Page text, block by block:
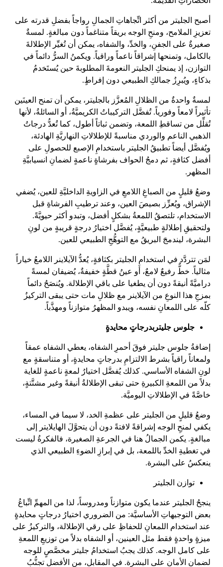
أصبح الجليتر من أكثر اتِّجاهاتِ الجمالِ رواجاً بفضلِ قدرته على
تعزيزِ الملامح، ومنحِ الوجه بريقاً متناغماً دون مبالغةٍ. لمسةٌ
صغيرةٌ على الجفنِ، والخدِّ، والشفاه، يمكن أن تُغيِّر الإطلالةَ
بالكامل، وتمنحها إشراقاً ناعماً وراقياً. ويكمنُ السرُّ دائماً في
التوازن، إذ يمنحكِ الجليتر النعومةَ المطلوبةَ حين يُستَخدمُ
بذكاءٍ، ويُبرِزُ جمالكِ الطبيعي دون إفراطٍ.
لمسةٌ واحدةٌ من الظلالِ المُعزَّز بالجليتر، يمكن أن تمنح العينَين
تأثيراً لامعاً وفورياً. تُفضَّل التركيباتُ الكريميَّةُ، أو السائلةُ، لأنها
تُقلِّل من تساقطِ اللمعة، وتضمن ثباتاً أطول، كما تُعدُّ درجاتُ
الذهبي الناعم والوردي مناسبةً للإطلالاتِ النهاريَّةِ الهادئة،
ويُفضَّل أيضاً تطبيقُ الجليتر باستخدامِ الإصبع للحصولِ على
أفضل كثافةٍ، ثم دمجُ الحواف بفرشاةٍ ناعمةٍ لضمانِ انسيابيَّةِ
المظهر.
وضعُ قليلٍ من الصباغِ اللامعِ في الزاويةِ الداخليَّةِ للعين، يُضفي
الإشراق، ويُعزِّز بصيصَ العين، وعند ترطيبِ الفرشاةِ قبل
الاستخدام، تلتصقُ اللمعةُ بشكلٍ أفضل، وتبدو أكثر حيويَّةً.
ولتحقيقِ إطلالةٍ طبيعيَّةٍ، يُفضَّل اختيارُ درجةٍ قريبةٍ من لونِ
البشرة، ليندمجَ البريقُ مع التوهُّجِ الطبيعي للعين.
لمَن تتردَّد في استخدامِ الجليتر بكثافةٍ، يُعدُّ الآيلاينر اللامعُ خياراً
مثالياً. خطٌّ رفيعٌ لامعٌ، أو عينُ قطَّةٍ خفيفةٌ، يُضيفان لمسةً
دراميَّةً أنيقةً دون أن يطغيا على باقي الإطلالة. ويُنصَحُ دائماً
بمزجِ هذا النوعِ من الآيلاينر مع ظلالِ مات حتى يبقى التركيزُ
كلّه على اللمعانِ نفسه، ويبدو المظهرُ متوازناً ومهذَّباً.
جلوس جليتربدرجاتٍ محايدةٍ
إضافةُ جلوس جليتر فوقَ أحمرِ الشفاه، يعطي الشفاه عمقاً
ولمعاناً راقياً بشرط الالتزامِ بدرجاتٍ محايدةٍ، أو متناسقةٍ مع
لونِ الشفاه الأساسي. كذلك يُفضَّل اختيارُ لمعةٍ ناعمةٍ للغاية
بدلاً من اللمعةِ الكبيرةِ حتى تبقى الإطلالةُ أنيقةً وغير مشتَّتةٍ،
خاصَّةً في الإطلالاتِ اليوميَّة.
وضعُ قليلٍ من الجليتر على عظمةِ الخد، لا سيما في المساء،
يكفي لمنحِ الوجه إشراقةً لافتةً دون أن يتحوَّلَ الهايلايتر إلى
مبالغةٍ. يكمن الجمالُ هنا في الجرعةِ الصغيرة، فالفكرةُ ليست
في تغطيةِ الخدِّ باللمعة، بل في إبرازِ الضوءِ الطبيعي الذي
ينعكسُ على البشرة.
توازن الجليتر
ينجحُ الجليتر عندما يكون متوازناً ومدروساً، لذا من المهمِّ اتِّباعُ
بعض التوجيهاتِ الأساسيَّة: من الضروري اختيارُ درجاتٍ محايدةٍ
عند استخدام اللمعانِ للحفاظِ على رقي الإطلالة، والتركيزُ على
ميزةٍ واحدةٍ فقط مثل العينين، أو الشفاه بدلاً من توزيعِ اللمعةِ
على كامل الوجه. كذلك يجبُ استخدامُ جليتر مخصَّصٍ للوجه
لضمانِ الأمانِ على البشرة. في المقابل، من الأفضلِ تجنُّبُ